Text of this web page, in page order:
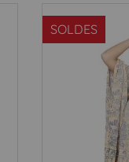
SOLDES